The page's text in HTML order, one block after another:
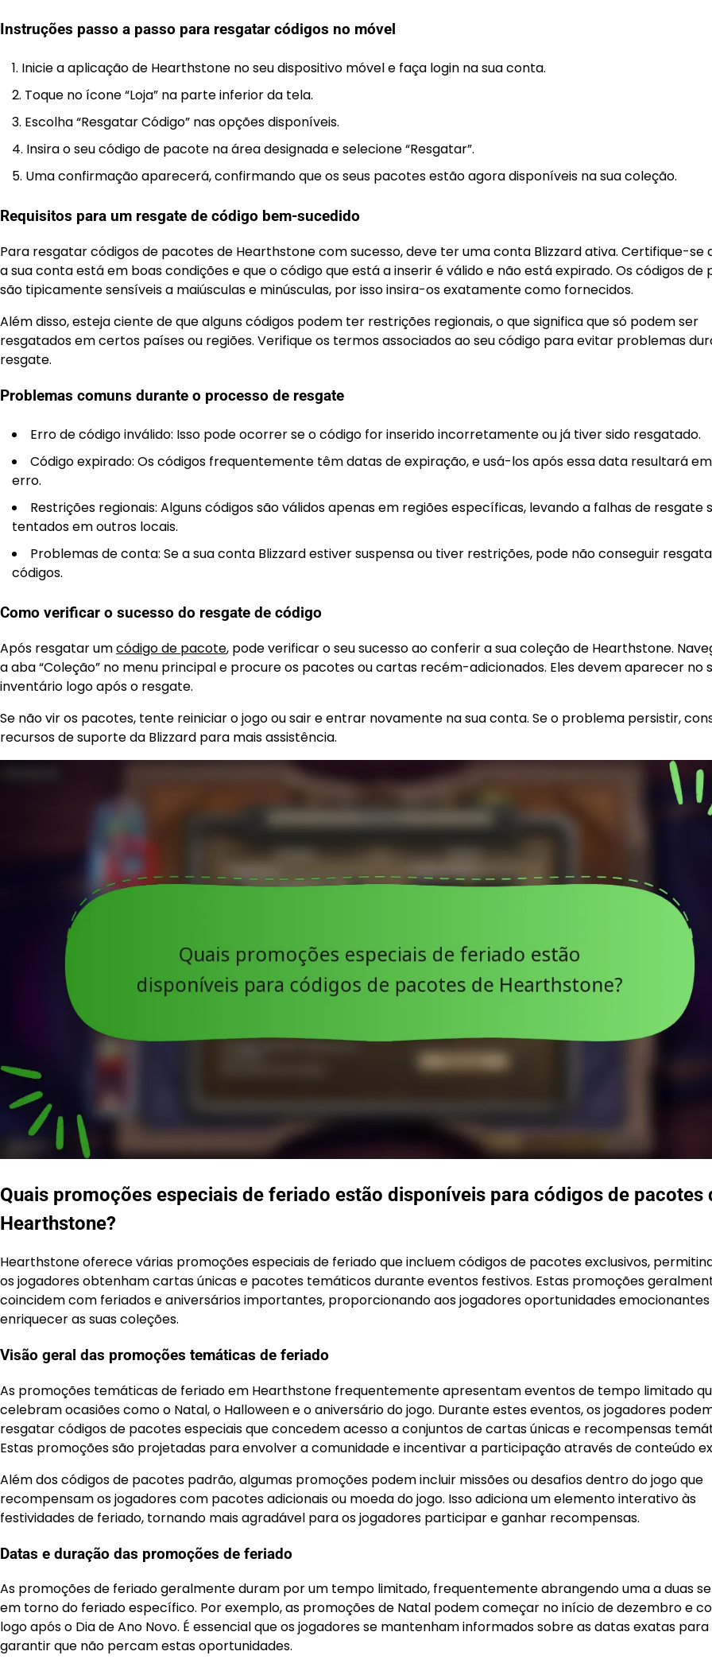
Instruções passo a passo para resgatar códigos no móvel
Inicie a aplicação de Hearthstone no seu dispositivo móvel e faça login na sua conta.
Toque no ícone “Loja” na parte inferior da tela.
Escolha “Resgatar Código” nas opções disponíveis.
Insira o seu código de pacote na área designada e selecione “Resgatar”.
Uma confirmação aparecerá, confirmando que os seus pacotes estão agora disponíveis na sua coleção.
Requisitos para um resgate de código bem-sucedido
Para resgatar códigos de pacotes de Hearthstone com sucesso, deve ter uma conta Blizzard ativa. Certifique-se
a sua conta está em boas condições e que o código que está a inserir é válido e não está expirado. Os códigos de
são tipicamente sensíveis a maiúsculas e minúsculas, por isso insira-os exatamente como fornecidos.
Além disso, esteja ciente de que alguns códigos podem ter restrições regionais, o que significa que só podem ser
resgatados em certos países ou regiões. Verifique os termos associados ao seu código para evitar problemas
resgate.
Problemas comuns durante o processo de resgate
Erro de código inválido: Isso pode ocorrer se o código for inserido incorretamente ou já tiver sido resgatado.
Código expirado: Os códigos frequentemente têm datas de expiração, e usá-los após essa data resultará
erro.
Restrições regionais: Alguns códigos são válidos apenas em regiões específicas, levando a falhas de resgate
tentados em outros locais.
Problemas de conta: Se a sua conta Blizzard estiver suspensa ou tiver restrições, pode não conseguir
códigos.
Como verificar o sucesso do resgate de código
Após resgatar umcódigo de pacote, pode verificar o seu sucesso ao conferir a sua coleção de Hearthstone.
a aba “Coleção” no menu principal e procure os pacotes ou cartas recém-adicionados. Eles devem aparecer no
inventário logo após o resgate.
Se não vir os pacotes, tente reiniciar o jogo ou sair e entrar novamente na sua conta. Se o problema persistir,
recursos de suporte da Blizzard para mais assistência.
Quais promoções especiais de feriado estão disponíveis para códigos de pacotes
Hearthstone?
Hearthstone oferece várias promoções especiais de feriado que incluem códigos de pacotes exclusivos,
os jogadores obtenham cartas únicas e pacotes temáticos durante eventos festivos. Estas promoções
coincidem com feriados e aniversários importantes, proporcionando aos jogadores oportunidades
enriquecer as suas coleções.
Visão geral das promoções temáticas de feriado
As promoções temáticas de feriado em Hearthstone frequentemente apresentam eventos de tempo limitado
celebram ocasiões como o Natal, o Halloween e o aniversário do jogo. Durante estes eventos, os jogadores
resgatar códigos de pacotes especiais que concedem acesso a conjuntos de cartas únicas e recompensas
Estas promoções são projetadas para envolver a comunidade e incentivar a participação através de conteúdo
Além dos códigos de pacotes padrão, algumas promoções podem incluir missões ou desafios dentro do jogo que
recompensam os jogadores com pacotes adicionais ou moeda do jogo. Isso adiciona um elemento interativo às
festividades de feriado, tornando mais agradável para os jogadores participar e ganhar recompensas.
Datas e duração das promoções de feriado
As promoções de feriado geralmente duram por um tempo limitado, frequentemente abrangendo uma a duas
em torno do feriado específico. Por exemplo, as promoções de Natal podem começar no início de dezembro e
logo após o Dia de Ano Novo. É essencial que os jogadores se mantenham informados sobre as datas exatas para
garantir que não percam estas oportunidades.